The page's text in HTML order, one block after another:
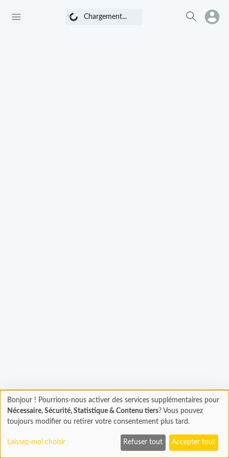
Chargement...
Chargement...
Chargement...Chargement
En cours...
Bonjour ! Pourrions-nous activer des services supplémentaires pour
Nécessaire, Sécurité, Statistique & Contenu tiers? Vous pouvez
toujours modifier ou retirer votre consentement plus tard.
Laissez-moi choisir Refuser tout Accepter tout